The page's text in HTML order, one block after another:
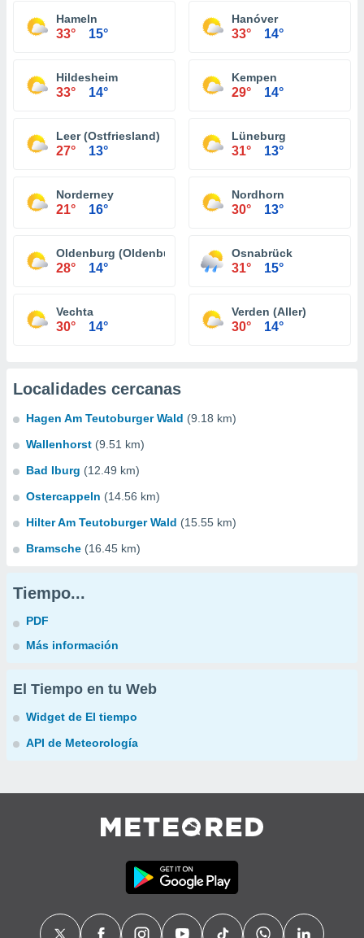
Hameln
33° 15°
Hanóver
33° 14°
Hildesheim
33° 14°
Kempen
29° 14°
Leer (Ostfriesland)
27° 13°
Lüneburg
31° 13°
Norderney
21° 16°
Nordhorn
30° 13°
Oldenburg (Oldenburg)
28° 14°
Osnabrück
31° 15°
Vechta
30° 14°
Verden (Aller)
30° 14°
Localidades cercanas
Hagen Am Teutoburger Wald (9.18 km)
Wallenhorst (9.51 km)
Bad Iburg (12.49 km)
Ostercappeln (14.56 km)
Hilter Am Teutoburger Wald (15.55 km)
Bramsche (16.45 km)
Tiempo...
PDF
Más información
El Tiempo en tu Web
Widget de El tiempo
API de Meteorología